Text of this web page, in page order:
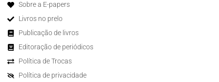
Sobre a E-papers
Livros no prelo
Publicação de livros
Editoração de periódicos
Política de Trocas
Política de privacidade